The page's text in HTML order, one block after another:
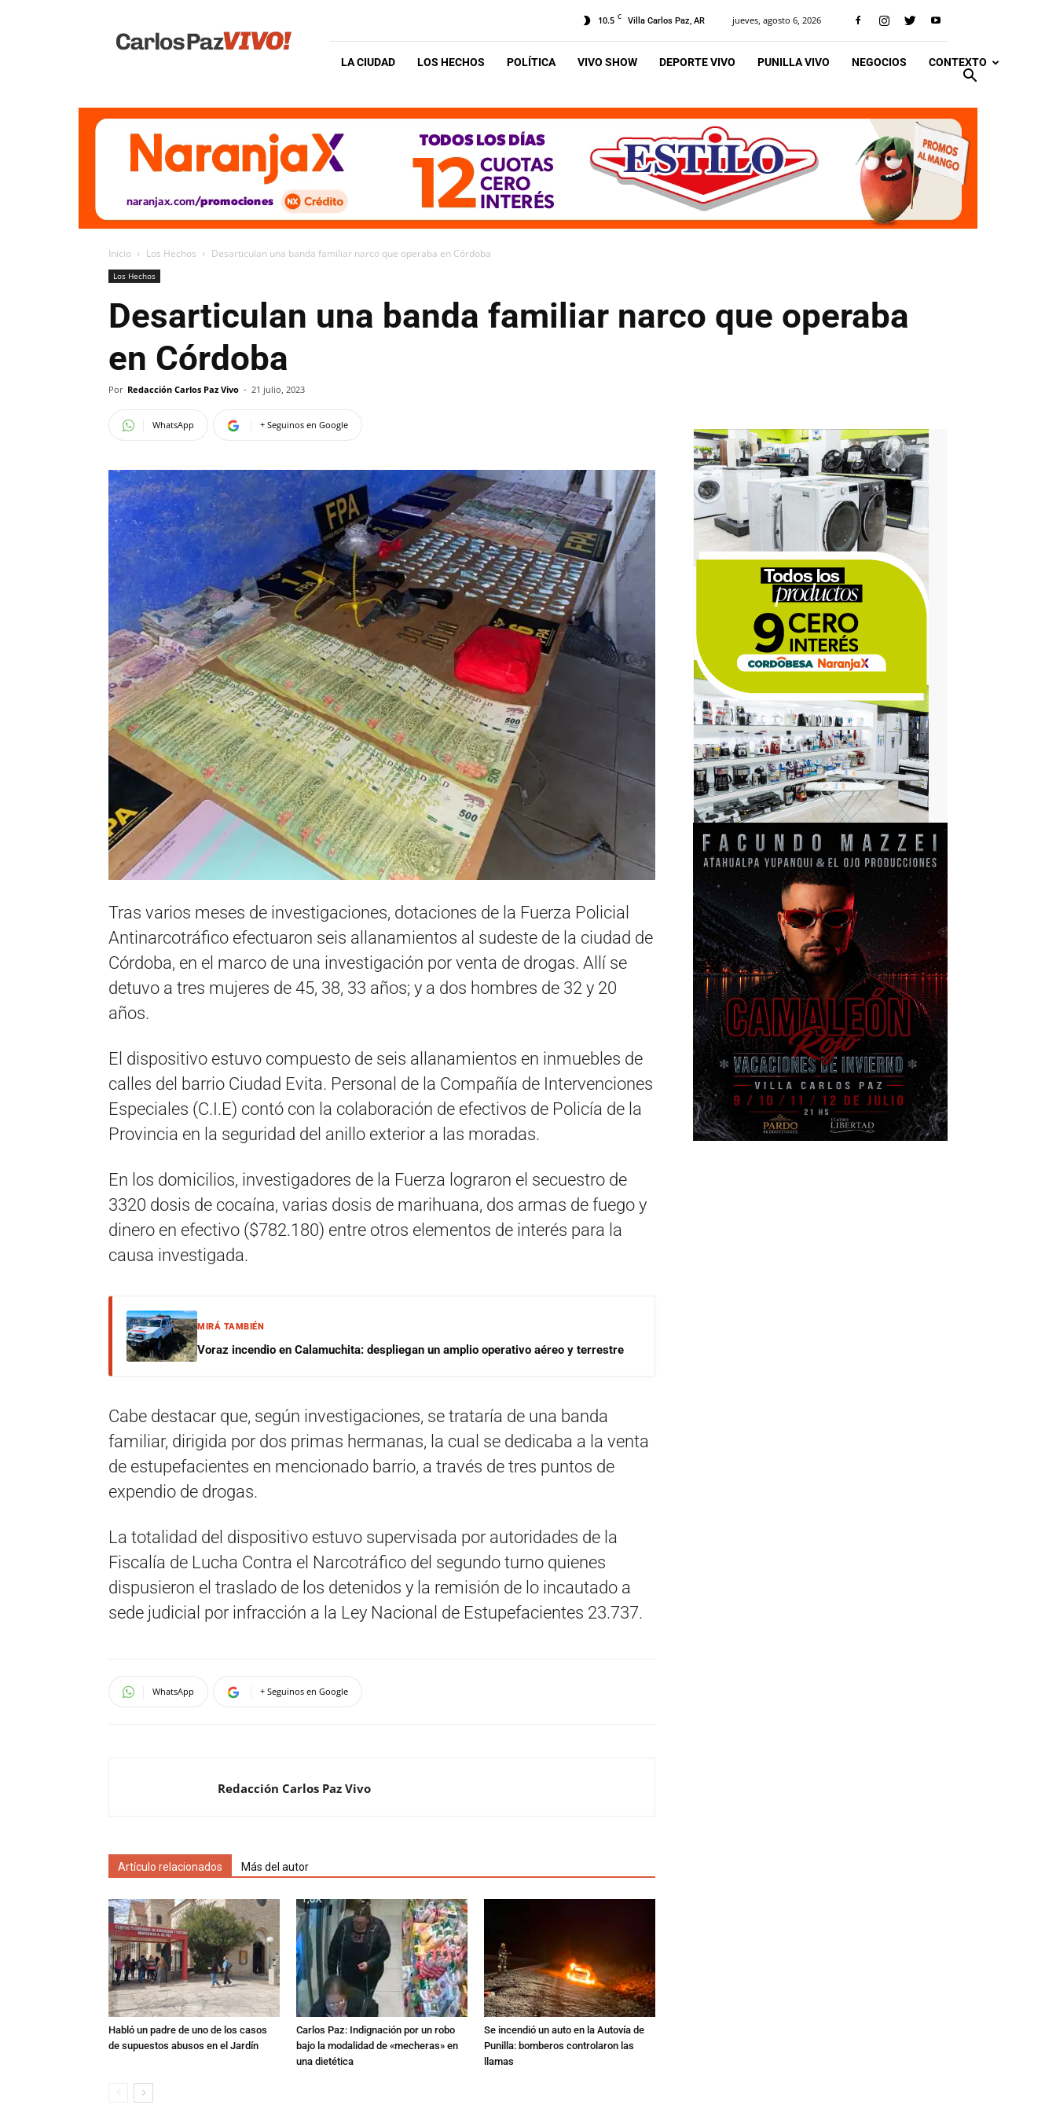
Vivo
10.5 C Villa Carlos Paz, AR jueves, agosto 6, 2026
LA CIUDAD LOS HECHOS POLÍTICA VIVO SHOW DEPORTE VIVO PUNILLA VIVO NEGOCIOS CONTEXTO
Inicio Los Hechos Desarticulan una banda familiar narco que operaba en Córdoba
Los Hechos
Desarticulan una banda familiar narco que operaba
en Córdoba
Por Redacción Carlos Paz Vivo - 21 julio, 2023
WhatsApp + Seguinos en Google
Tras varios meses de investigaciones, dotaciones de la Fuerza Policial
Antinarcotráfico efectuaron seis allanamientos al sudeste de la ciudad de
Córdoba, en el marco de una investigación por venta de drogas. Allí se
detuvo a tres mujeres de 45, 38, 33 años; y a dos hombres de 32 y 20
años.
El dispositivo estuvo compuesto de seis allanamientos en inmuebles de
calles del barrio Ciudad Evita. Personal de la Compañía de Intervenciones
Especiales (C.I.E) contó con la colaboración de efectivos de Policía de la
Provincia en la seguridad del anillo exterior a las moradas.
En los domicilios, investigadores de la Fuerza lograron el secuestro de
3320 dosis de cocaína, varias dosis de marihuana, dos armas de fuego y
dinero en efectivo ($782.180) entre otros elementos de interés para la
causa investigada.
MIRÁ TAMBIÉN
Voraz incendio en Calamuchita: despliegan un amplio operativo aéreo y terrestre
Cabe destacar que, según investigaciones, se trataría de una banda
familiar, dirigida por dos primas hermanas, la cual se dedicaba a la venta
de estupefacientes en mencionado barrio, a través de tres puntos de
expendio de drogas.
La totalidad del dispositivo estuvo supervisada por autoridades de la
Fiscalía de Lucha Contra el Narcotráfico del segundo turno quienes
dispusieron el traslado de los detenidos y la remisión de lo incautado a
sede judicial por infracción a la Ley Nacional de Estupefacientes 23.737.
WhatsApp + Seguinos en Google
Redacción Carlos Paz Vivo
Artículo relacionados Más del autor
Habló un padre de uno de los casos
de supuestos abusos en el Jardín
Carlos Paz: Indignación por un robo
bajo la modalidad de «mecheras» en
una dietética
Se incendió un auto en la Autovía de
Punilla: bomberos controlaron las
llamas